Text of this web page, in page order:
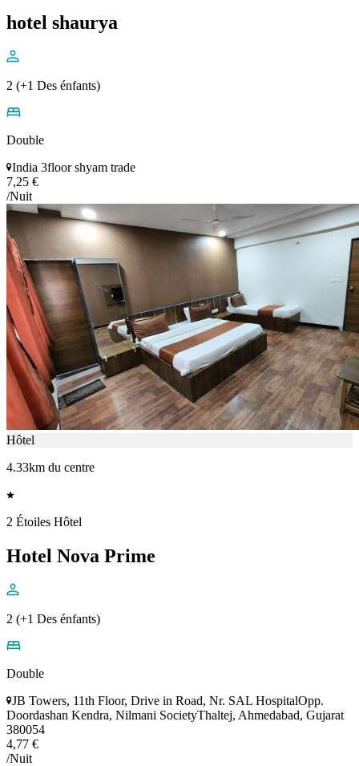
hotel shaurya
2 (+1 Des énfants)
Double
India 3floor shyam trade
7,25 €
/Nuit
Hôtel
4.33km du centre
2 Étoiles Hôtel
Hotel Nova Prime
2 (+1 Des énfants)
Double
JB Towers, 11th Floor, Drive in Road, Nr. SAL HospitalOpp.
Doordashan Kendra, Nilmani SocietyThaltej, Ahmedabad, Gujarat
380054
4,77 €
/Nuit